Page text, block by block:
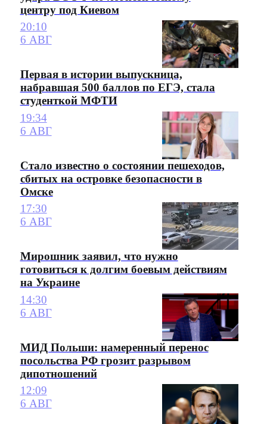
центру под Киевом
20:10
6 АВГ
Первая в истории выпускница,
набравшая 500 баллов по ЕГЭ, стала
студенткой МФТИ
19:34
6 АВГ
Стало известно о состоянии пешеходов,
сбитых на островке безопасности в
Омске
17:30
6 АВГ
Мирошник заявил, что нужно
готовиться к долгим боевым действиям
на Украине
14:30
6 АВГ
МИД Польши: намеренный перенос
посольства РФ грозит разрывом
дипотношений
12:09
6 АВГ